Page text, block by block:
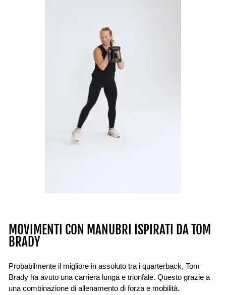
MOVIMENTI CON MANUBRI ISPIRATI DA TOM
BRADY
Probabilmente il migliore in assoluto tra i quarterback, Tom
Brady ha avuto una carriera lunga e trionfale. Questo grazie a
una combinazione di allenamento di forza e mobilità.